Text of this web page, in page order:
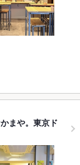
まや。東京ド